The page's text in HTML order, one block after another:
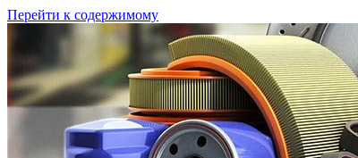
Перейти к содержимому